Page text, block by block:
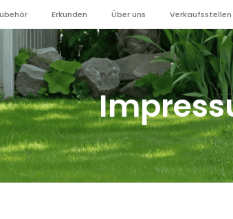
Erkunden Über uns Verkaufsstellen